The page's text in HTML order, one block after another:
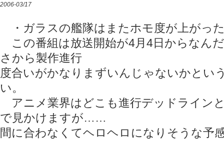
2006-03/17
・ガラスの艦隊はまたホモ度が上が
この番組は放送開始が4月4日からなん
さから製作進行
度合いがかなりまずいんじゃないかとい
い。
アニメ業界はどこも進行デッドライン
で見かけますが……
間に合わなくてヘロヘロになりそうな予